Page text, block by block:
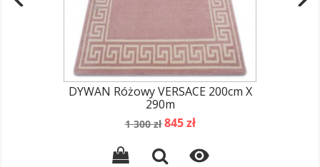
DYWAN Różowy VERSACE 200cm X
290m
Cena
1 300 zł Cena
845 zł
